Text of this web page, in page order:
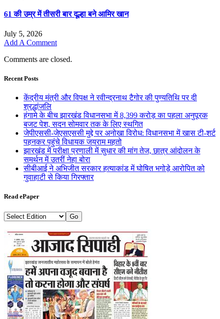
61 की उम्र में तीसरी बार दूल्हा बने आमिर खान
July 5, 2026
Add A Comment
Comments are closed.
Recent Posts
केंद्रीय मंत्री और विपक्ष ने रवीन्द्रनाथ टैगोर की पुण्यतिथि पर दी
श्रद्धांजलि
हंगामे के बीच झारखंड विधानसभा में 8,399 करोड़ का पहला अनुपूरक
बजट पेश, सदन सोमवार तक के लिए स्थगित
जेपीएससी-जेएसएससी मुद्दे पर अनोखा विरोध: विधानसभा में खास टी-शर्ट
पहनकर पहुंचे विधायक जयराम महतो
झारखंड में परीक्षा प्रणाली में सुधार की मांग तेज, छात्र आंदोलन के
समर्थन में उतरीं नेहा बोरा
सीबीआई ने अभिजीत सरकार हत्याकांड में घोषित भगोड़े आरोपित को
गुवाहाटी से किया गिरफ्तार
Read ePaper